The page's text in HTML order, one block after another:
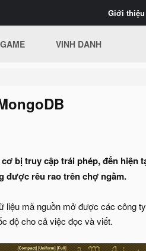
Giới thiệu
VINH DANH
bị truy cập trái phép, đến hiện
được rêu rao trên chợ ngầm.
mã nguồn mở được các công
độ cho cả việc đọc và viết.